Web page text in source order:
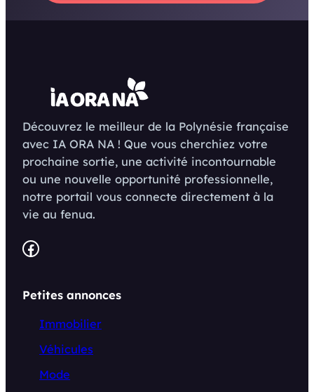
Découvrez le meilleur de la Polynésie française
avec IA ORA NA ! Que vous cherchiez votre
prochaine sortie, une activité incontournable
ou une nouvelle opportunité professionnelle,
notre portail vous connecte directement à la
vie au fenua.
Facebook
Petites annonces
Immobilier
Véhicules
Mode